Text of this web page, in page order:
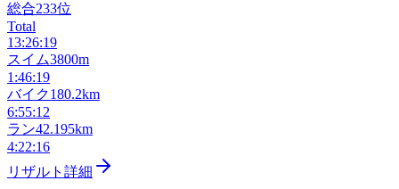
総合233位
Total
13:26:19
スイム3800m
1:46:19
バイク180.2km
6:55:12
ラン42.195km
4:22:16
リザルト詳細